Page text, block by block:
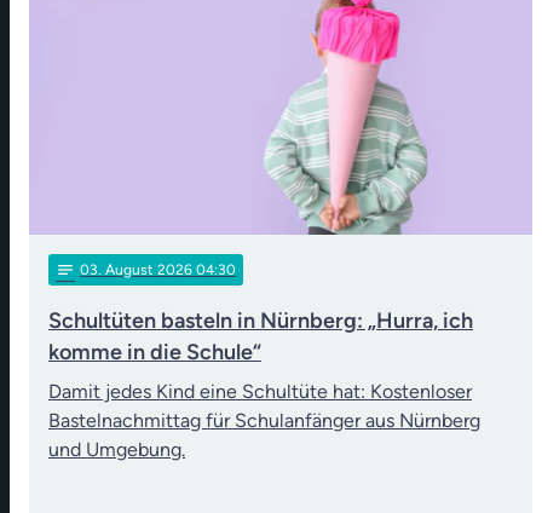
notes 03 . August 2026 04:30
Schultüten basteln in Nürnberg: „Hurra, ich
komme in die Schule“
Damit jedes Kind eine Schultüte hat: Kostenloser
Bastelnachmittag für Schulanfänger aus Nürnberg
und Umgebung.